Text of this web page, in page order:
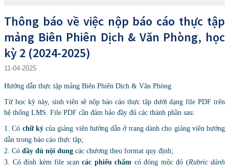
Thông báo về việc nộp báo cáo thực tập
mảng Biên Phiên Dịch & Văn Phòng, học
kỳ 2 (2024-2025)
11-04-2025
Hướng dẫn thực tập mảng Biên Phiên Dịch & Văn Phòng
Từ học kỳ này, sinh viên sẽ nộp báo cáo thực tập dưới dạng file PDF trên
hệ thống LMS. File PDF cần đảm bảo đầy đủ các thành phần sau:
1. Có chữ kýcủa giảng viên hướng dẫn ở trang dành cho giảng viên hướng
dẫn trong báo cáo thực tập;
2. Có đầy đủ nội dung các chương theo format quy định;
3. Có đính kèm file scan các phiếu chấm có đóng mộc đỏ (Rubric dành